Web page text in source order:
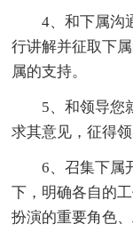
4、和下属沟
行讲解并征取下
属的支持。
5、和领导您
求其意见，征得
6、召集下属
下，明确各自的
扮演的重要角色